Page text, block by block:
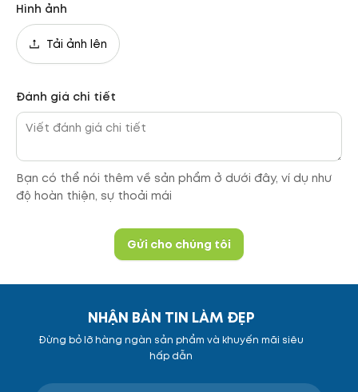
Hình ảnh
Tải ảnh lên
Đánh giá chi tiết
Bạn có thể nói thêm về sản phẩm ở dưới đây, ví dụ như
độ hoàn thiện, sự thoải mái
Gửi cho chúng tôi
NHẬN BẢN TIN LÀM ĐẸP
Đừng bỏ lỡ hàng ngàn sản phẩm và khuyến mãi siêu
hấp dẫn